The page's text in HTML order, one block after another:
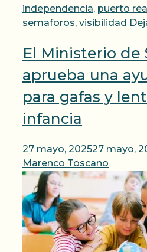
independencia, puerto real
semaforos, visibilidad
El Ministerio de
aprueba una
para gafas y
infancia
27 mayo, 202527 mayo,
Marenco Toscano